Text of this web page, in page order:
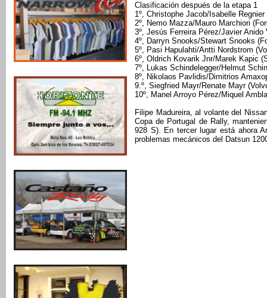
Clasificación después de la etapa 1
1º, Christophe Jacob/Isabelle
2º, Nemo Mazza/Mauro Marchiori
3º, Jesús Ferreira Pérez/Javier
4º, Darryn Snooks/Stewart Snooks
5º, Pasi Hapulahti/Antti Nordstrom
6º, Oldrich Kovarik Jnr/Marek Kapic
7º, Lukas Schindelegger/Helmut
8º, Nikolaos Pavlidis/Dimitrios
9.º, Siegfried Mayr/Renate Mayr
10º, Manel Arroyo Pérez/Miquel
Filipe Madureira, al volante del
Copa de Portugal de Rally,
928 S). En tercer lugar está ahora
problemas mecánicos del Datsun